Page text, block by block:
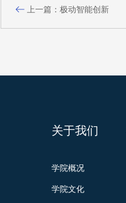
上一篇：极动智能创新
关于我们
学院概况
学院文化